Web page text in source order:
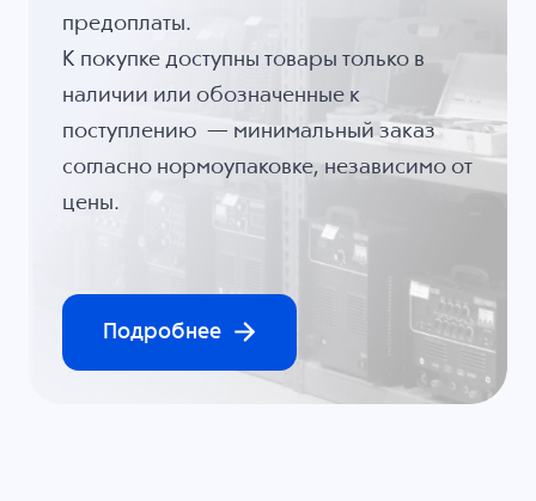
предоплаты.
К покупке доступны товары только в
наличии или обозначенные к
поступлению — минимальный заказ
согласно нормоупаковке, независимо от
цены.
Подробнее